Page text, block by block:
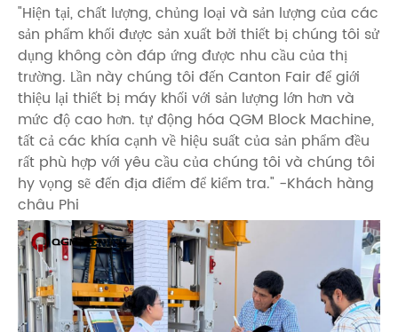
"Hiện tại, chất lượng, chủng loại và sản lượng của các
sản phẩm khối được sản xuất bởi thiết bị chúng tôi sử
dụng không còn đáp ứng được nhu cầu của thị
trường. Lần này chúng tôi đến Canton Fair để giới
thiệu lại thiết bị máy khối với sản lượng lớn hơn và
mức độ cao hơn. tự động hóa QGM Block Machine,
tất cả các khía cạnh về hiệu suất của sản phẩm đều
rất phù hợp với yêu cầu của chúng tôi và chúng tôi
hy vọng sẽ đến địa điểm để kiểm tra." -Khách hàng
châu Phi